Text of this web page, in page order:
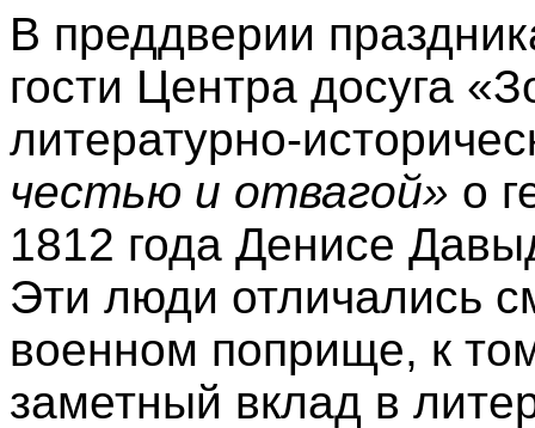
В преддверии
гости Центра досуга
литературно-
честью и отвагой» о
1812 года Денисе
Эти люди отличались
военном поприще, к
заметный вклад в